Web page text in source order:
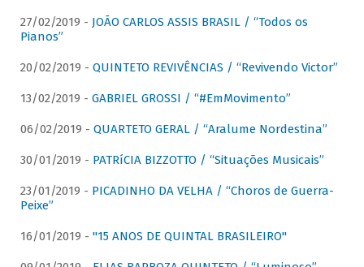
27/02/2019 - JOÃO CARLOS ASSIS BRASIL / “Todos os
Pianos”
20/02/2019 - QUINTETO REVIVÊNCIAS / “Revivendo Victor”
13/02/2019 - GABRIEL GROSSI / “#EmMovimento”
06/02/2019 - QUARTETO GERAL / “Aralume Nordestina”
30/01/2019 - PATRíCIA BIZZOTTO / “Situações Musicais”
23/01/2019 - PICADINHO DA VELHA / “Choros de Guerra-
Peixe”
16/01/2019 - "15 ANOS DE QUINTAL BRASILEIRO"